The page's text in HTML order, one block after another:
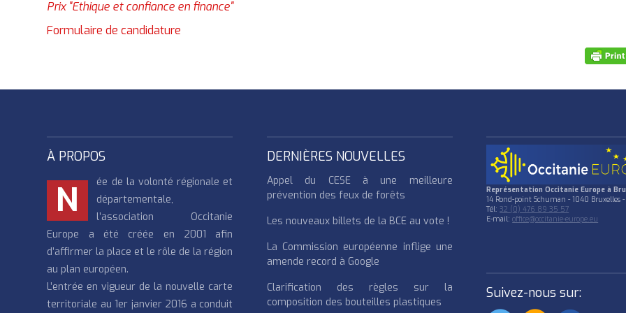
Prix "Ethique et confiance en finance"
Formulaire de candidature
À PROPOS
N
ée de la volonté régionale et
départementale,
l’association Occitanie
Europe a été créée en 2001 afin
d’affirmer la place et le rôle de la région
au plan européen.
L’entrée en vigueur de la nouvelle carte
territoriale au 1er janvier 2016 a conduit
DERNIÈRES NOUVELLES
Appel du CESE à une meilleure
prévention des feux de forêts
Les nouveaux billets de la BCE au vote !
La Commission européenne inflige une
amende record à Google
Clarification des règles sur la
composition des bouteilles plastiques
Représentation Occitanie Europe à
14 Rond-point Schuman - 1040 Bruxelles
Tél:32 (0) 476 89 35 57
E-mail:office@occitanie-europe.eu
Suivez-nous sur: